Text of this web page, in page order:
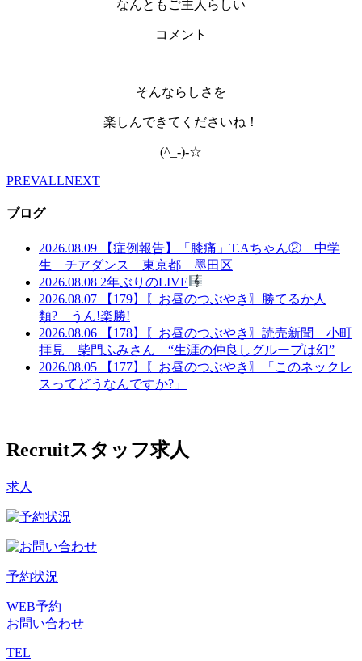
なんともご主人らしい
コメント
そんならしさを
楽しんできてくださいね！
(^_-)-☆
PREVALLNEXT
ブログ
2026.08.09
【症例報告】「膝痛」T.Aちゃん② 中学
生 チアダンス 東京都 墨田区
2026.08.08 2年ぶりのLIVE
2026.08.07
【179】〖お昼のつぶやき〗勝てるか人
類? うん!楽勝!
2026.08.06
【178】〖お昼のつぶやき〗読売新聞 小町
拝見 柴門ふみさん “生涯の仲良しグループは幻”
2026.08.05
【177】〖お昼のつぶやき〗「このネックレ
スってどうなんですか?」
Recruitスタッフ求人
求人
予約状況
WEB予約
お問い合わせ
TEL